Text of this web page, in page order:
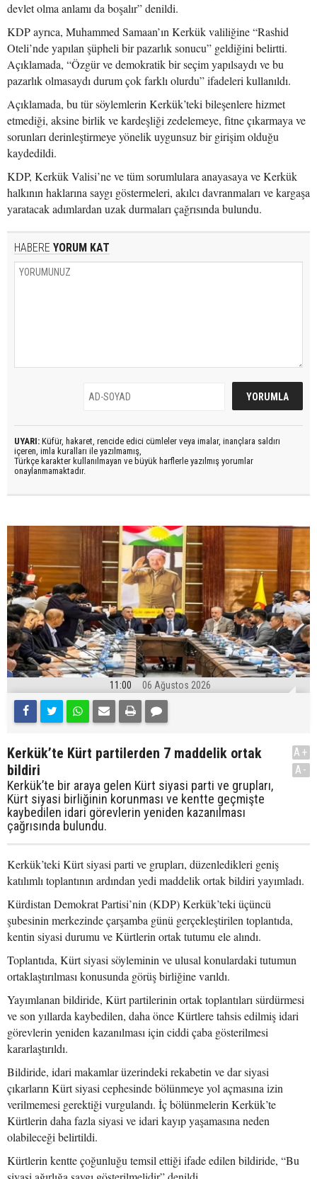
devlet olma anlamı da boşalır” denildi.
KDP ayrıca, Muhammed Samaan’ın Kerkük valiliğine “Rashid
Oteli’nde yapılan şüpheli bir pazarlık sonucu” geldiğini belirtti.
Açıklamada, “Özgür ve demokratik bir seçim yapılsaydı ve bu
pazarlık olmasaydı durum çok farklı olurdu” ifadeleri kullanıldı.
Açıklamada, bu tür söylemlerin Kerkük’teki bileşenlere hizmet
etmediği, aksine birlik ve kardeşliği zedelemeye, fitne çıkarmaya ve
sorunları derinleştirmeye yönelik uygunsuz bir girişim olduğu
kaydedildi.
KDP, Kerkük Valisi’ne ve tüm sorumlulara anayasaya ve Kerkük
halkının haklarına saygı göstermeleri, akılcı davranmaları ve kargaşa
yaratacak adımlardan uzak durmaları çağrısında bulundu.
HABERE YORUM KAT
UYARI: Küfür, hakaret, rencide edici cümleler veya imalar, inançlara saldırı
içeren, imla kuralları ile yazılmamış,
Türkçe karakter kullanılmayan ve büyük harflerle yazılmış yorumlar
onaylanmamaktadır.
11:00 06 Ağustos 2026
Kerkük’te Kürt partilerden 7 maddelik ortak
bildiri
Kerkük’te bir araya gelen Kürt siyasi parti ve grupları,
Kürt siyasi birliğinin korunması ve kentte geçmişte
kaybedilen idari görevlerin yeniden kazanılması
çağrısında bulundu.
A+
A-
Kerkük’teki Kürt siyasi parti ve grupları, düzenledikleri geniş
katılımlı toplantının ardından yedi maddelik ortak bildiri yayımladı.
Kürdistan Demokrat Partisi’nin (KDP) Kerkük’teki üçüncü
şubesinin merkezinde çarşamba günü gerçekleştirilen toplantıda,
kentin siyasi durumu ve Kürtlerin ortak tutumu ele alındı.
Toplantıda, Kürt siyasi söyleminin ve ulusal konulardaki tutumun
ortaklaştırılması konusunda görüş birliğine varıldı.
Yayımlanan bildiride, Kürt partilerinin ortak toplantıları sürdürmesi
ve son yıllarda kaybedilen, daha önce Kürtlere tahsis edilmiş idari
görevlerin yeniden kazanılması için ciddi çaba gösterilmesi
kararlaştırıldı.
Bildiride, idari makamlar üzerindeki rekabetin ve dar siyasi
çıkarların Kürt siyasi cephesinde bölünmeye yol açmasına izin
verilmemesi gerektiği vurgulandı. İç bölünmelerin Kerkük’te
Kürtlerin daha fazla siyasi ve idari kayıp yaşamasına neden
olabileceği belirtildi.
Kürtlerin kentte çoğunluğu temsil ettiği ifade edilen bildiride, “Bu